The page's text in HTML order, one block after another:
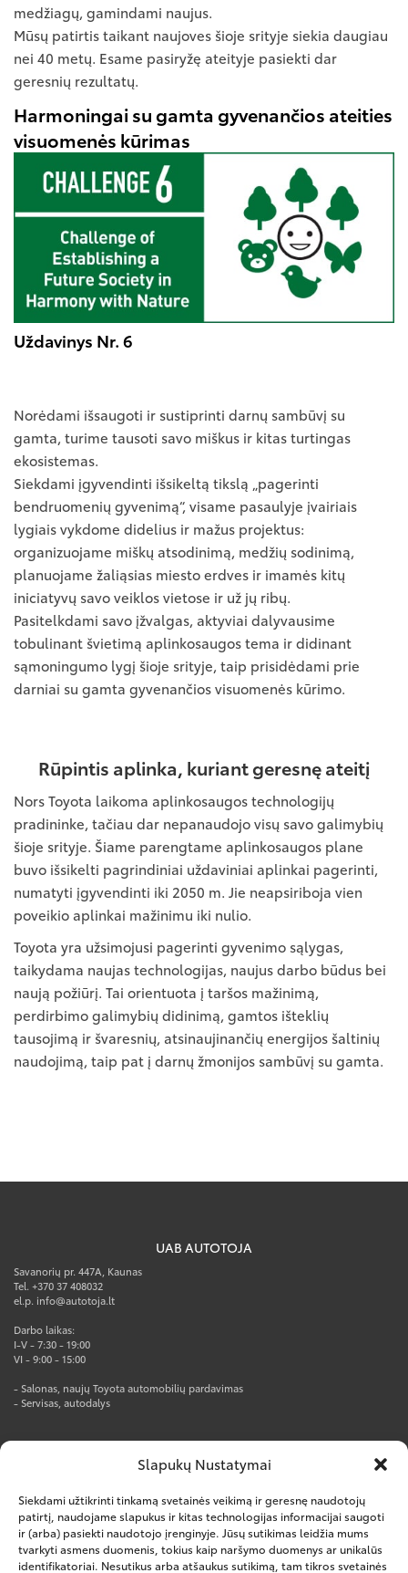
Slapukų Nustatymai
Siekdami užtikrinti tinkamą svetainės veikimą ir geresnę naudotojų
patirtį, naudojame slapukus ir kitas technologijas informacijai saugoti
ir (arba) pasiekti naudotojo įrenginyje. Jūsų sutikimas leidžia mums
tvarkyti asmens duomenis, tokius kaip naršymo duomenys ar unikalūs
identifikatoriai. Nesutikus arba atšaukus sutikimą, tam tikros svetainės
medžiagų, gamindami naujus.
Mūsų patirtis taikant naujoves šioje srityje siekia daugiau
nei 40 metų. Esame pasiryžę ateityje pasiekti dar
geresnių rezultatų.
Harmoningai su gamta gyvenančios ateities
visuomenės kūrimas
Uždavinys Nr. 6
Norėdami išsaugoti ir sustiprinti darnų sambūvį su
gamta, turime tausoti savo miškus ir kitas turtingas
ekosistemas.
Siekdami įgyvendinti išsikeltą tikslą „pagerinti
bendruomenių gyvenimą“, visame pasaulyje įvairiais
lygiais vykdome didelius ir mažus projektus:
organizuojame miškų atsodinimą, medžių sodinimą,
planuojame žaliąsias miesto erdves ir imamės kitų
iniciatyvų savo veiklos vietose ir už jų ribų.
Pasitelkdami savo įžvalgas, aktyviai dalyvausime
tobulinant švietimą aplinkosaugos tema ir didinant
sąmoningumo lygį šioje srityje, taip prisidėdami prie
darniai su gamta gyvenančios visuomenės kūrimo.
Rūpintis aplinka, kuriant geresnę ateitį
Nors Toyota laikoma aplinkosaugos technologijų
pradininke, tačiau dar nepanaudojo visų savo galimybių
šioje srityje. Šiame parengtame aplinkosaugos plane
buvo išsikelti pagrindiniai uždaviniai aplinkai pagerinti,
numatyti įgyvendinti iki 2050 m. Jie neapsiriboja vien
poveikio aplinkai mažinimu iki nulio.
Toyota yra užsimojusi pagerinti gyvenimo sąlygas,
taikydama naujas technologijas, naujus darbo būdus bei
naują požiūrį. Tai orientuota į taršos mažinimą,
perdirbimo galimybių didinimą, gamtos išteklių
tausojimą ir švaresnių, atsinaujinančių energijos šaltinių
naudojimą, taip pat į darnų žmonijos sambūvį su gamta.
UAB AUTOTOJA
Savanorių pr. 447A, Kaunas
Tel. +370 37 408032
el.p. info@autotoja.lt
Darbo laikas:
I-V - 7:30 - 19:00
VI - 9:00 - 15:00
- Salonas, naujų Toyota automobilių pardavimas
- Servisas, autodalys
AUTOTOJA PRO CENTRAS
Tel. +370 37 247777
el.p. info@autotoja.lt
Darbo laikas:
I-V – 8:00-18:00
VI – nedirbame